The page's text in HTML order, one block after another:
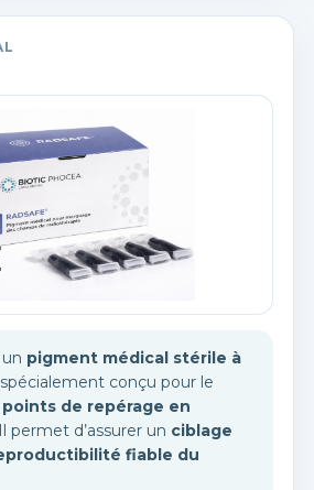
pigment médical stérile à
conçu pour le
de repérage en
permet d’assurer un ciblage
fiable du